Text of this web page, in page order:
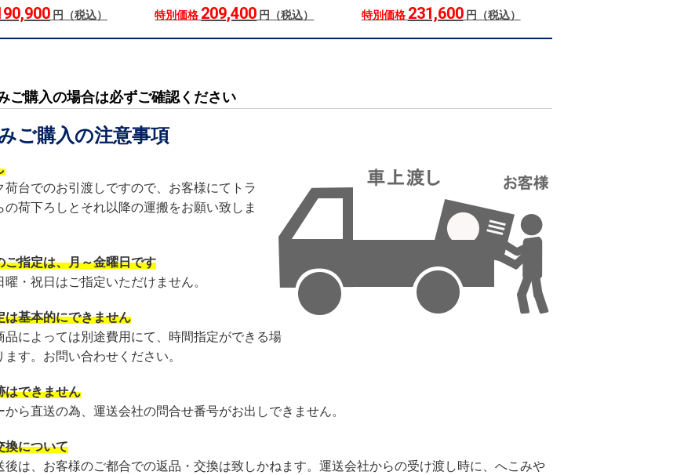
円（税込）
特別価格 209,400 円（税込）
特別価格 231,600円（税込）
ご購入の場合は必ずご確認ください
ご購入の注意事項
荷台でのお引渡しですので、お客様にてトラ
の荷下ろしとそれ以降の運搬をお願い致しま
ご指定は、月～金曜日です
曜・祝日はご指定いただけません。
は基本的にできません
品によっては別途費用にて、時間指定ができる場
ます。お問い合わせください。
はできません
から直送の為、運送会社の問合せ番号がお出しできません。
換について
後は、お客様のご都合での返品・交換は致しかねます。運送会社からの受け渡し時に、へこみや